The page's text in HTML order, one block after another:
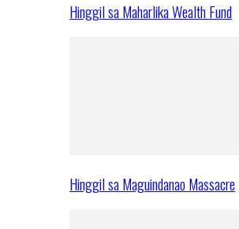
Hinggil sa Maharlika Wealth Fund
Hinggil sa Maguindanao Massacre